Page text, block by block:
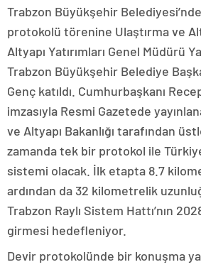
Trabzon Büyükşehir
protokolü törenine Ulaştırma ve
Altyapı Yatırımları Genel Müdürü
Trabzon Büyükşehir Belediye
Genç katıldı. Cumhurbaşkanı
imzasıyla Resmi Gazetede
ve Altyapı Bakanlığı tarafından
zamanda tek bir protokol ile
sistemi olacak. İlk etapta 8.7
ardından da 32 kilometrelik
Trabzon Raylı Sistem Hattı’nın
girmesi hedefleniyor.
Devir protokolünde bir konuşma